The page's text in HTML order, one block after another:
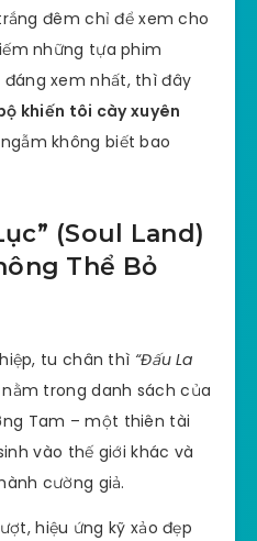
đêm chỉ để xem cho
những tựa phim
đáng xem nhất, thì đây
khiến tôi cày xuyên
không biết bao
(Soul Land)
Thể Bỏ
tu chân thì “Đấu La
trong danh sách của
Tam – một thiên tài
vào thế giới khác và
cường giả.
hiệu ứng kỹ xảo đẹp